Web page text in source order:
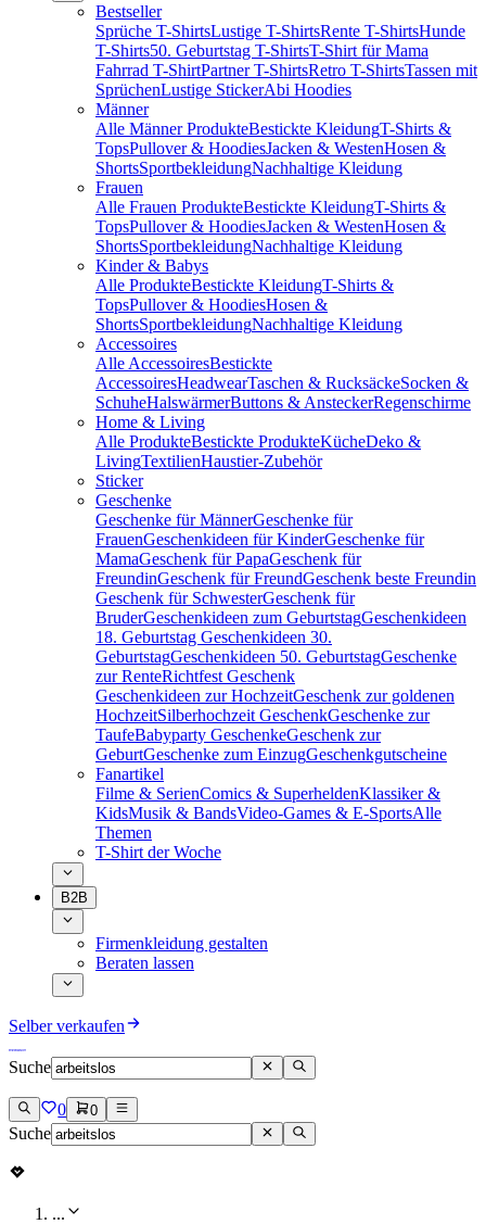
Bestseller
Sprüche T-ShirtsLustige T-ShirtsRente T-ShirtsHunde
T-Shirts50. Geburtstag T-ShirtsT-Shirt für Mama
Fahrrad T-ShirtPartner T-ShirtsRetro T-ShirtsTassen mit
SprüchenLustige StickerAbi Hoodies
Männer
Alle Männer ProdukteBestickte KleidungT-Shirts &
TopsPullover & HoodiesJacken & WestenHosen &
ShortsSportbekleidungNachhaltige Kleidung
Frauen
Alle Frauen ProdukteBestickte KleidungT-Shirts &
TopsPullover & HoodiesJacken & WestenHosen &
ShortsSportbekleidungNachhaltige Kleidung
Kinder & Babys
Alle ProdukteBestickte KleidungT-Shirts &
TopsPullover & HoodiesHosen &
ShortsSportbekleidungNachhaltige Kleidung
Accessoires
Alle AccessoiresBestickte
AccessoiresHeadwearTaschen & RucksäckeSocken &
SchuheHalswärmerButtons & AnsteckerRegenschirme
Home & Living
Alle ProdukteBestickte ProdukteKücheDeko &
LivingTextilienHaustier-Zubehör
Sticker
Geschenke
Geschenke für MännerGeschenke für
FrauenGeschenkideen für KinderGeschenke für
MamaGeschenk für PapaGeschenk für
FreundinGeschenk für FreundGeschenk beste Freundin
Geschenk für SchwesterGeschenk für
BruderGeschenkideen zum GeburtstagGeschenkideen
18. Geburtstag Geschenkideen 30.
GeburtstagGeschenkideen 50. GeburtstagGeschenke
zur RenteRichtfest Geschenk
Geschenkideen zur HochzeitGeschenk zur goldenen
HochzeitSilberhochzeit GeschenkGeschenke zur
TaufeBabyparty GeschenkeGeschenk zur
GeburtGeschenke zum EinzugGeschenkgutscheine
Fanartikel
Filme & SerienComics & SuperheldenKlassiker &
KidsMusik & BandsVideo-Games & E-SportsAlle
Themen
T-Shirt der Woche
B2B
Firmenkleidung gestalten
Beraten lassen
Selber verkaufen
Suche
0 0
Suche
...